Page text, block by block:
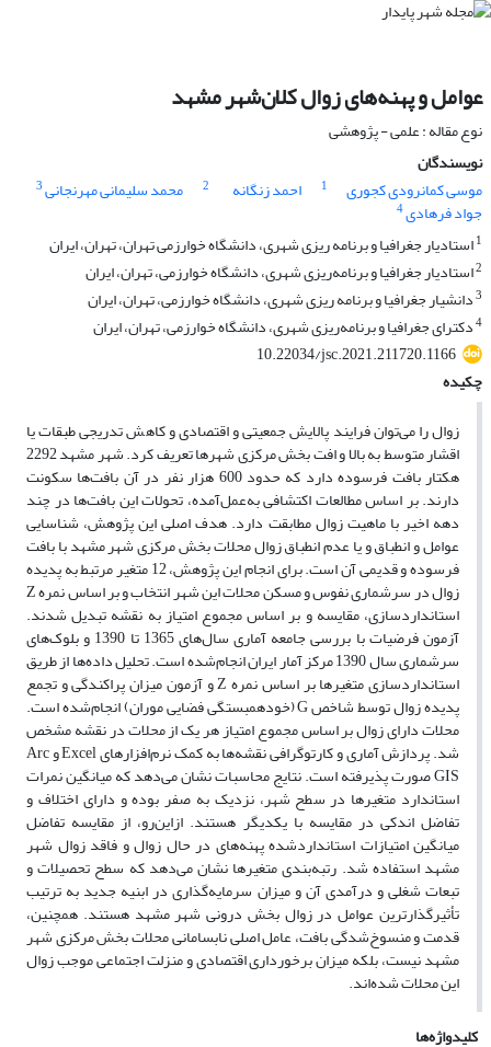
عوامل و پهنه‌های زوال کلان‌شهر مشهد
نوع مقاله : علمی - پژوهشی
نویسندگان
موسی کمانرودی کجوری
1 احمد زنگانه 2 محمد سلیمانی مهرنجانی3
جواد فرهادی4
1استادیار جغرافیا و برنامه ریزی شهری، دانشگاه خوارزمی تهران، تهران، ایران
2استادیار جغرافیا و برنامه‌ریزی شهری، دانشگاه خوارزمی، تهران، ایران
3دانشیار جغرافیا و برنامه ریزی شهری، دانشگاه خوارزمی، تهران، ایران
4دکترای جغرافیا و برنامه‌ریزی شهری، دانشگاه خوارزمی، تهران، ایران
10.22034/jsc.2021.211720.1166
چکیده
زوال را می‌توان فرایند پالایش جمعیتی و اقتصادی و کاهش تدریجی طبقات یا
اقشار متوسط به بالا و افت بخش مرکزی شهرها تعریف کرد. شهر مشهد 2292
هکتار بافت فرسوده دارد که حدود 600 هزار نفر در آن بافت‌ها سکونت
دارند. بر اساس مطالعات اکتشافی به‌عمل‌آمده، تحولات این بافت‌ها در چند
دهه اخیر با ماهیت زوال مطابقت دارد. هدف اصلی این پژوهش، شناسایی
عوامل و انطباق و یا عدم انطباق زوال محلات بخش مرکزی شهر مشهد با بافت
فرسوده و قدیمی آن است. برای انجام این پژوهش، 12 متغیر مرتبط به پدیده
زوال در سرشماری نفوس و مسکن محلات این شهر انتخاب و بر اساس نمره Z
استانداردسازی، مقایسه و بر اساس مجموع امتیاز به نقشه تبدیل شدند.
آزمون فرضیات با بررسی جامعه آماری سال‌های 1365 تا 1390 و بلوک‌های
سرشماری سال 1390 مرکز آمار ایران انجام‌شده است. تحلیل داده‌ها از طریق
استانداردسازی متغیرها بر اساس نمره Z و آزمون میزان پراکندگی و تجمع
پدیده زوال توسط شاخص G (خودهمبستگی فضایی موران) انجام‌شده است.
محلات دارای زوال بر اساس مجموع امتیاز هر یک از محلات در نقشه مشخص
شد. پردازش آماری و کارتوگرافی نقشه‌ها به کمک نرم‌افزارهای Excel و Arc
GIS صورت پذیرفته است. نتایج محاسبات نشان می‌دهد که میانگین نمرات
استاندارد متغیرها در سطح شهر، نزدیک به صفر بوده و دارای اختلاف و
تفاضل اندکی در مقایسه با یکدیگر هستند. ازاین‌رو، از مقایسه تفاضل
میانگین امتیازات استانداردشده پهنه‌های در حال زوال و فاقد زوال شهر
مشهد استفاده شد. رتبه‌بندی متغیرها نشان می‌دهد که سطح تحصیلات و
تبعات شغلی و درآمدی آن و میزان سرمایه‌گذاری در ابنیه جدید به ترتیب
تأثیرگذارترین عوامل در زوال بخش درونی شهر مشهد هستند. همچنین،
قدمت و منسوخ‌شدگی بافت، عامل اصلی نابسامانی محلات بخش مرکزی شهر
مشهد نیست، بلکه میزان برخورداری اقتصادی و منزلت اجتماعی موجب زوال
این محلات شده‌اند.
کلیدواژه‌ها